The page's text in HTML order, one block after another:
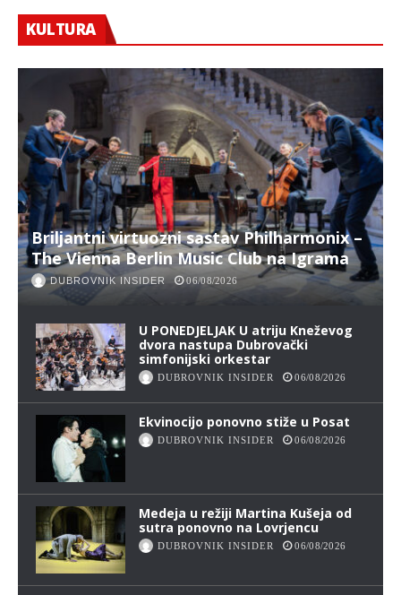
KULTURA
Briljantni virtuozni sastav Philharmonix –
The Vienna Berlin Music Club na Igrama
DUBROVNIK INSIDER 06/08/2026
U PONEDJELJAK U atriju Kneževog
dvora nastupa Dubrovački
simfonijski orkestar
DUBROVNIK INSIDER 06/08/2026
Ekvinocijo ponovno stiže u Posat
DUBROVNIK INSIDER 06/08/2026
Medeja u režiji Martina Kušeja od
sutra ponovno na Lovrjencu
DUBROVNIK INSIDER 06/08/2026